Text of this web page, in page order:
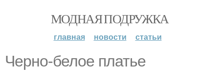
МОДНАЯ ПОДРУЖКА
главная новости статьи
Черно-белое платье